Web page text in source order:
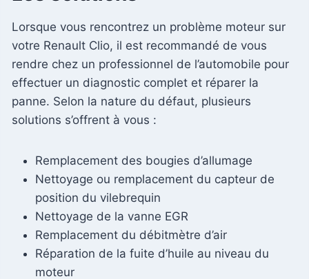
Lorsque vous rencontrez un problème moteur sur
votre Renault Clio, il est recommandé de vous
rendre chez un professionnel de l’automobile pour
effectuer un diagnostic complet et réparer la
panne. Selon la nature du défaut, plusieurs
solutions s’offrent à vous :
Remplacement des bougies d’allumage
Nettoyage ou remplacement du capteur de
position du vilebrequin
Nettoyage de la vanne EGR
Remplacement du débitmètre d’air
Réparation de la fuite d’huile au niveau du
moteur